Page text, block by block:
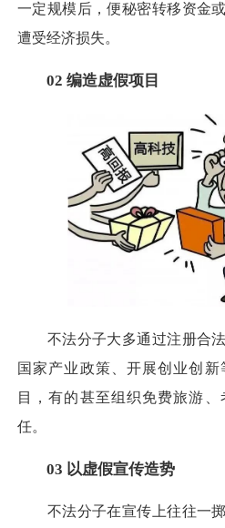
一定规模后，便秘密转移资金
遭受经济损失。
02 编造虚假项目
不法分子大多通过注册合法
国家产业政策、开展创业创
目，有的甚至组织免费旅游
任。
03 以虚假宣传造势
不法分子在宣传上往往一掷